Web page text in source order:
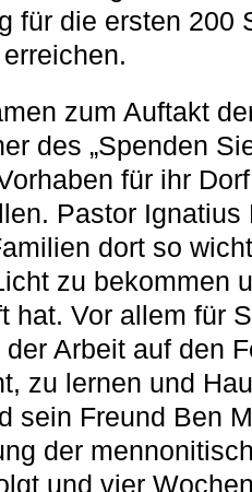
für die ersten 200
zum Auftakt
des „Spenden
für ihr
Pastor
dort so
zu bekommen
hat. Vor allem für
Arbeit auf den
zu lernen und
sein Freund Ben
der
und vier